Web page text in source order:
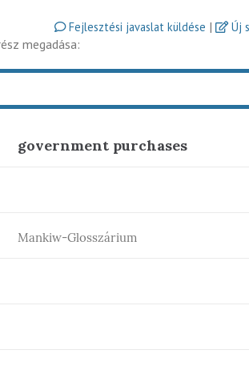
Fejlesztési javaslat küldése | Új
megadása:
government purchases
Mankiw-Glosszárium